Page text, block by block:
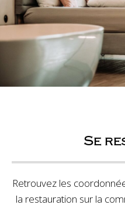
Se
Retrouvez les
la restauration sur la